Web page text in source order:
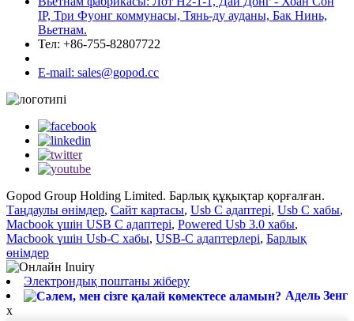
IP, Три Фуонг коммунасы, Тянь-ду ауданы, Бак Нинь,
Вьетнам.
Тел: +86-755-82807722
E-mail: sales@gopod.cc
Gopod Group Holding Limited. Барлық құқықтар қорғалған.
Таңдаулы өнімдер, Сайт картасы, Usb C адаптері, Usb C хабы,
Macbook үшін USB C адаптері, Powered Usb 3.0 хабы,
Macbook үшін Usb-C хабы, USB-C адаптерлері, Барлық
өнімдер
Электрондық поштаны жіберу
Адель Зенг
x